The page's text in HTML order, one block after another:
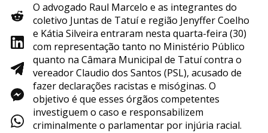
O advogado Raul Marcelo e as integrantes do
coletivo Juntas de Tatuí e região Jenyffer Coelho
e Kátia Silveira entraram nesta quarta-feira (30)
com representação tanto no Ministério Público
quanto na Câmara Municipal de Tatuí contra o
vereador Claudio dos Santos (PSL), acusado de
fazer declarações racistas e misóginas. O
objetivo é que esses órgãos competentes
investiguem o caso e responsabilizem
criminalmente o parlamentar por injúria racial.